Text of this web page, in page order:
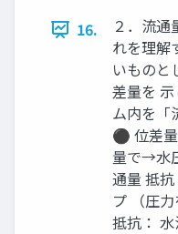
16.
２．流通
れを理解
いものと
差量を
ム内を「
⚫ 位差
量で→水
通量 抵
プ （圧
抵抗：